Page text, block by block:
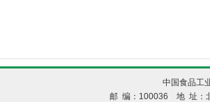
中国食品工
邮 编：100036 地 址：